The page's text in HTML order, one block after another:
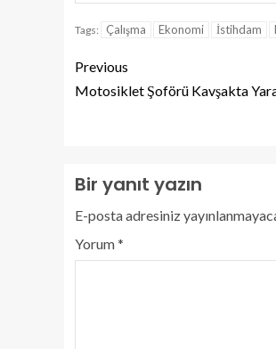
Tags: Çalışma Ekonomi İstihdam
Previous
Motosiklet Şoförü Kavşakta
Bir yanıt yazın
E-posta adresiniz
Yorum*